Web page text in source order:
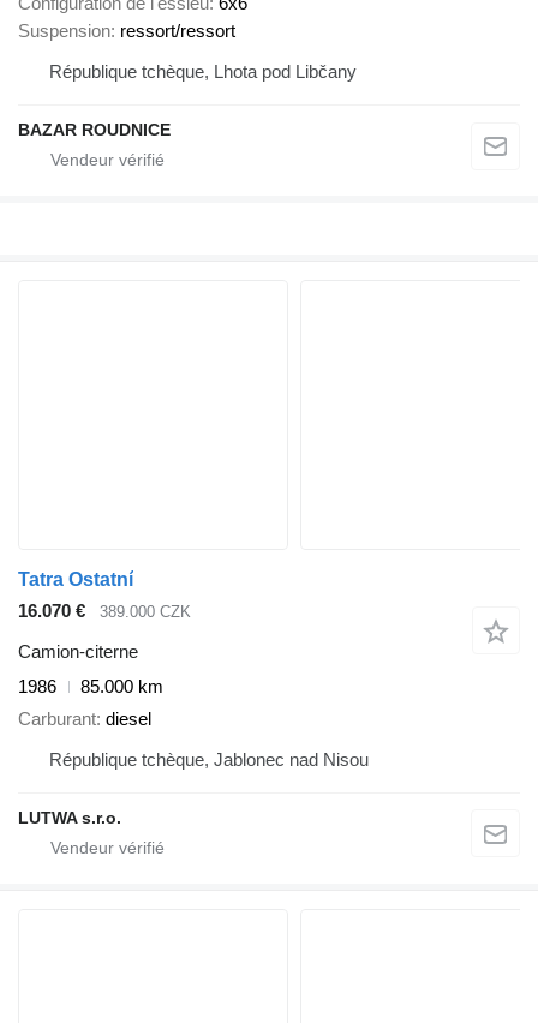
Suspension ressort/ressort
République tchèque, Lhota pod Libčany
BAZAR ROUDNICE
Tatra Ostatní
16.070 €
389.000 CZK
Camion-citerne
1986
85.000 km
Carburant diesel
République tchèque, Jablonec nad Nisou
LUTWA s.r.o.